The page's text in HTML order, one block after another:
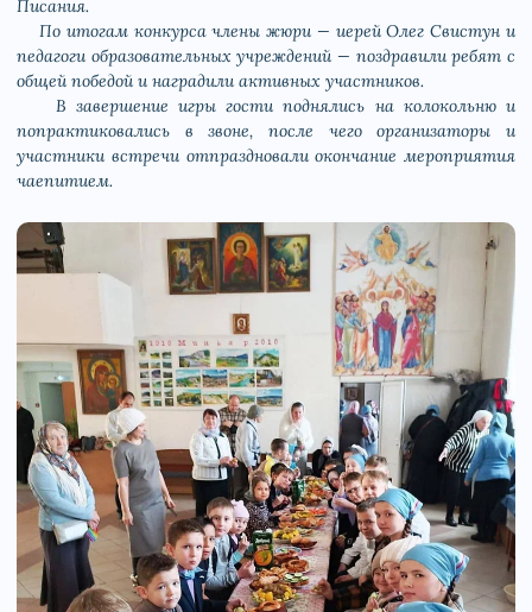
Писания.
По итогам конкурса члены жюри — иерей Олег Свистун и
педагоги образовательных учреждений — поздравили ребят с
общей победой и наградили активных участников.
В завершение игры гости поднялись на колокольню и
попрактиковались в звоне, после чего организаторы и
участники встречи отпраздновали окончание мероприятия
чаепитием.